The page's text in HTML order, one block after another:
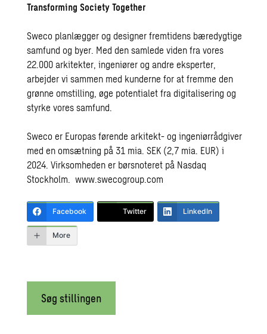
Transforming Society Together
Sweco planlægger og designer fremtidens bæredygtige
samfund og byer. Med den samlede viden fra vores
22.000 arkitekter, ingeniører og andre eksperter,
arbejder vi sammen med kunderne for at fremme den
grønne omstilling, øge potentialet fra digitalisering og
styrke vores samfund.
Sweco er Europas førende arkitekt- og ingeniørrådgiver
med en omsætning på 31 mia. SEK (2,7 mia. EUR) i
2024. Virksomheden er børsnoteret på Nasdaq
Stockholm.www.swecogroup.com
Facebook Twitter LinkedIn
More
Søg stillingen